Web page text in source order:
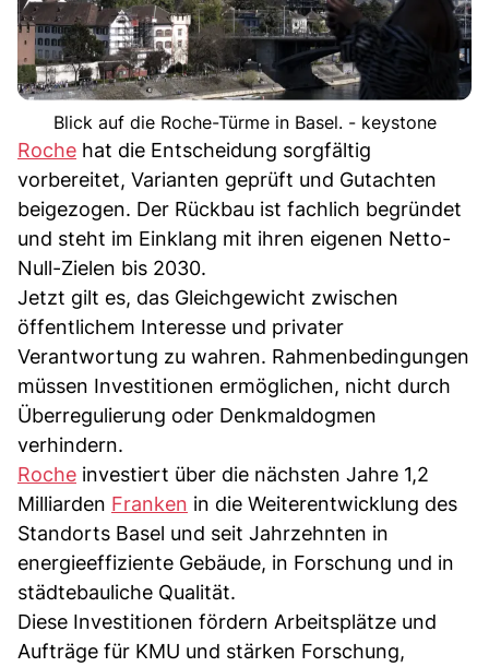
Blick auf die Roche-Türme in Basel. - keystone
Roche hat die Entscheidung sorgfältig
vorbereitet, Varianten geprüft und Gutachten
beigezogen. Der Rückbau ist fachlich begründet
und steht im Einklang mit ihren eigenen Netto-
Null-Zielen bis 2030.
Jetzt gilt es, das Gleichgewicht zwischen
öffentlichem Interesse und privater
Verantwortung zu wahren. Rahmenbedingungen
müssen Investitionen ermöglichen, nicht durch
Überregulierung oder Denkmaldogmen
verhindern.
Roche investiert über die nächsten Jahre 1,2
Milliarden Franken in die Weiterentwicklung des
Standorts Basel und seit Jahrzehnten in
energieeffiziente Gebäude, in Forschung und in
städtebauliche Qualität.
Diese Investitionen fördern Arbeitsplätze und
Aufträge für KMU und stärken Forschung,